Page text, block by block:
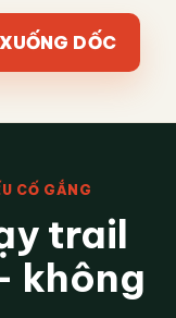
DỐC
CỐ GẮNG
trail
không